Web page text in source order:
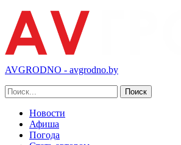
AVGRODNO - avgrodno.by
Новости
Афиша
Погода